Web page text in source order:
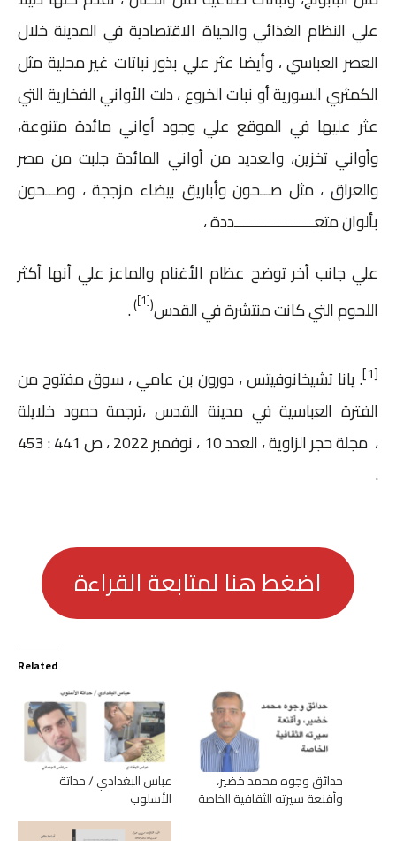
علي النظام الغذائي والحياة الاقتصادية في المدينة خلال
العصر العباسي ، وأيضا عثر علي بذور نباتات غير محلية مثل
الكمثري السورية أو نبات الخروع ، دلت الأواني الفخارية التي
عثر عليها في الموقع علي وجود أواني مائدة متنوعة،
وأواني تخزين، والعديد من أواني المائدة جلبت من مصر
والعراق ، مثل صــحون وأباريق بيضاء مزججة ، وصــحون
بألوان متعــــــــــــــــــددة ،
علي جانب أخر توضح عظام الأغنام والماعز علي أنها أكثر
اللحوم التي كانت منتشرة في القدس(
[1]
)
.
[1] . يانا تشيخانوفيتس ، دورون بن عامي ، سوق مفتوح من
الفترة العباسية في مدينة القدس ،ترجمة حمود خلايلة
، مجلة حجر الزاوية ، العدد 10 ، نوفمبر 2022 ، ص 441 : 453
.
اضغط هنا لمتابعة القراءة
Related
عباس البغدادي / حداثة
الأسلوب
حدائق وجوه محمد خضير،
وأقنعة سيرته الثقافية الخاصة